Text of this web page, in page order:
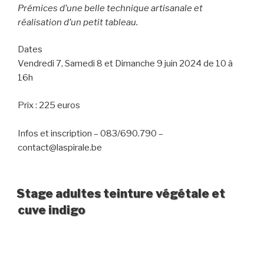
Prémices d’une belle technique artisanale et
réalisation d’un petit tableau.
Dates
Vendredi 7, Samedi 8 et Dimanche 9 juin 2024 de 10 à
16h
Prix : 225 euros
Infos et inscription – 083/690.790 –
contact@laspirale.be
Stage adultes teinture végétale et
cuve indigo